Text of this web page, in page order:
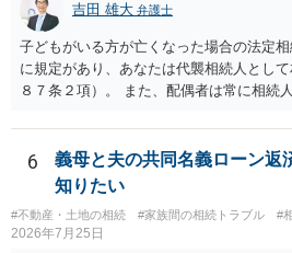
吉田 雄大 弁護士
子どもがいる方が亡くなった場合の法定
に規定があり、あなたは代襲相続人とし
８７条２項）。 また、配偶者は常に相続
も相続権があります。つまり、孫５人に
相続権がある可能性があります。
6
義母と夫の共同名義ローン返
知りたい
#不動産・土地の相続 #家族間の相続トラブル #
2026年7月25日